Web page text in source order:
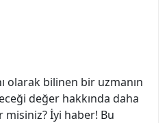
olarak bilinen bir uzmanın
değer hakkında daha
İyi haber! Bu